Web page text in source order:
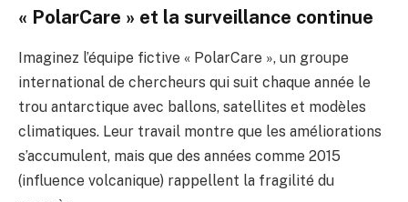
« PolarCare » et la surveillance continue
Imaginez l’équipe fictive « PolarCare », un groupe
international de chercheurs qui suit chaque année le
trou antarctique avec ballons, satellites et modèles
climatiques. Leur travail montre que les améliorations
s’accumulent, mais que des années comme 2015
(influence volcanique) rappellent la fragilité du